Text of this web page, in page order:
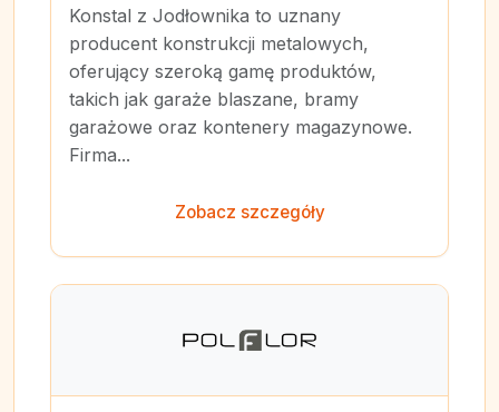
Konstal z Jodłownika to uznany
producent konstrukcji metalowych,
oferujący szeroką gamę produktów,
takich jak garaże blaszane, bramy
garażowe oraz kontenery magazynowe.
Firma...
Zobacz szczegóły